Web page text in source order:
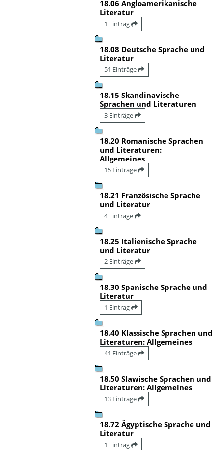
18.06 Angloamerikanische
Literatur
1 Eintrag
18.08 Deutsche Sprache und
Literatur
51 Einträge
18.15 Skandinavische
Sprachen und Literaturen
3 Einträge
18.20 Romanische Sprachen
und Literaturen:
Allgemeines
15 Einträge
18.21 Französische Sprache
und Literatur
4 Einträge
18.25 Italienische Sprache
und Literatur
2 Einträge
18.30 Spanische Sprache und
Literatur
1 Eintrag
18.40 Klassische Sprachen und
Literaturen: Allgemeines
41 Einträge
18.50 Slawische Sprachen und
Literaturen: Allgemeines
13 Einträge
18.72 Ägyptische Sprache und
Literatur
1 Eintrag